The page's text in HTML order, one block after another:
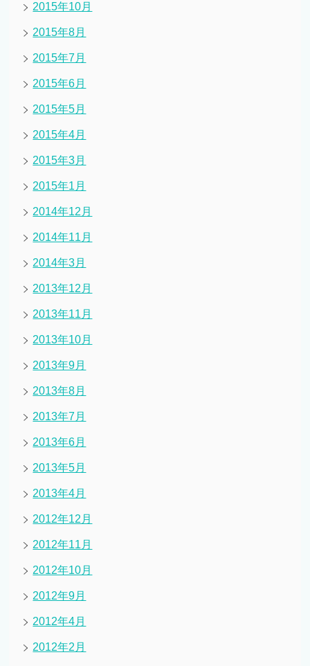
2015年10月
2015年8月
2015年7月
2015年6月
2015年5月
2015年4月
2015年3月
2015年1月
2014年12月
2014年11月
2014年3月
2013年12月
2013年11月
2013年10月
2013年9月
2013年8月
2013年7月
2013年6月
2013年5月
2013年4月
2012年12月
2012年11月
2012年10月
2012年9月
2012年4月
2012年2月